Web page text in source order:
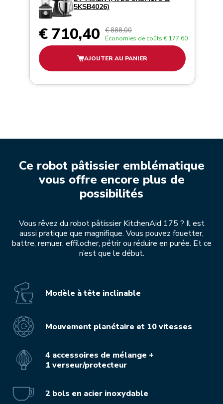
5KSB4026)
€ 710,40 € 888,00
Économies de coûts € 177,60
AJOUTER AU PANIER
Ce robot pâtissier emblématique
vous offre encore plus de
possibilités
Vous rêvez du robot pâtissier KitchenAid 175 ? Il est
aussi pratique que magnifique. Vous pouvez fouetter,
battre, remuer, effilocher, pétrir ou réduire en purée. Et ce
n’est que le début.
Modèle à tête inclinable
Mouvement planétaire et 10 vitesses
4 accessoires de mélange +
1 verseur/protecteur
2 bols en acier inoxydable